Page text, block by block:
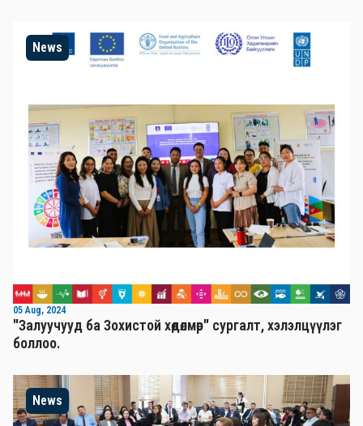
News
05 Aug, 2024
"Залуучууд ба Зохистой хөдөлмөр" сургалт, хэлэлцүүлэг
боллоо.
News